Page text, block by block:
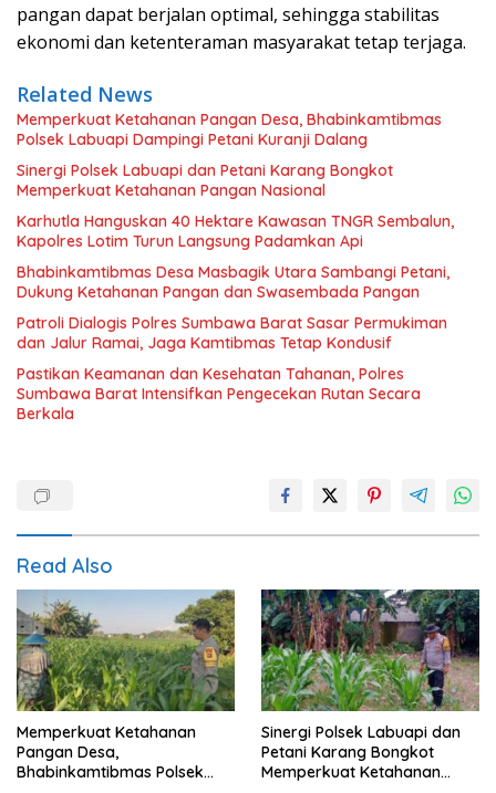
pangan dapat berjalan optimal, sehingga stabilitas
ekonomi dan ketenteraman masyarakat tetap terjaga.
Related News
Memperkuat Ketahanan Pangan Desa, Bhabinkamtibmas
Polsek Labuapi Dampingi Petani Kuranji Dalang
Sinergi Polsek Labuapi dan Petani Karang Bongkot
Memperkuat Ketahanan Pangan Nasional
Karhutla Hanguskan 40 Hektare Kawasan TNGR Sembalun,
Kapolres Lotim Turun Langsung Padamkan Api
Bhabinkamtibmas Desa Masbagik Utara Sambangi Petani,
Dukung Ketahanan Pangan dan Swasembada Pangan
Patroli Dialogis Polres Sumbawa Barat Sasar Permukiman
dan Jalur Ramai, Jaga Kamtibmas Tetap Kondusif
Pastikan Keamanan dan Kesehatan Tahanan, Polres
Sumbawa Barat Intensifkan Pengecekan Rutan Secara
Berkala
Read Also
Memperkuat Ketahanan
Pangan Desa,
Bhabinkamtibmas Polsek
Sinergi Polsek Labuapi dan
Petani Karang Bongkot
Memperkuat Ketahanan